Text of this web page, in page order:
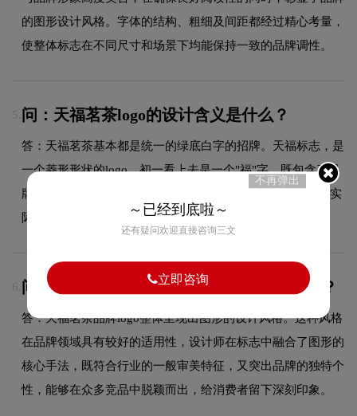
的图形设计风格。字体的结构、粗细及间距都经过精心考量，
使整体标志在不同尺寸和场景下均能保持一致的品牌调性。
5. 问：天福茗茶logo的设计含义是什么？
答：天福茗茶基本都是统一的绿底白字的招牌。天福标志，是
一个菱形形状的logo。初一看上去是一个"福"字，既包含了品
牌本身，又兼有福气、祥和之寓意。但认真看，那个"福"字实
际上是在一个在"茶壶"上，如此一来，logo便更显饱满。
6. 问：天福茗茶的品牌logo属于什么设计风格？
答：天福茗茶品牌logo整体呈现出图形的设计风格。这种风格
在品牌领域具有较好的适用性，设计师在标志中融合了图形的
核心手法，既符合行业的一般审美特征，又突出品牌的独特个
性，能够在众多竞品中脱颖而出，给消费者留下深刻印象。
不再弹出
～已经到底啦～
还有疑问欢迎直接咨询三文
立即咨询